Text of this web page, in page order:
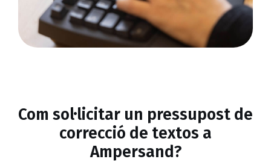
Com sol·licitar un pressupost de
correcció de textos a
Ampersand?